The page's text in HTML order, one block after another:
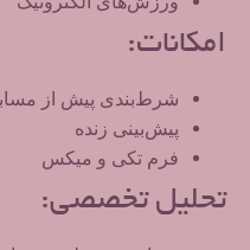
امکانات:
شرط‌بندی پیش از
پیش‌بینی زنده
فرم تکی و میکس
تحلیل تخصصی: